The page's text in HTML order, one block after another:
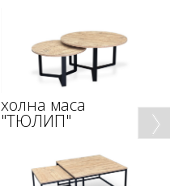
холна маса
"ТЮЛИП"